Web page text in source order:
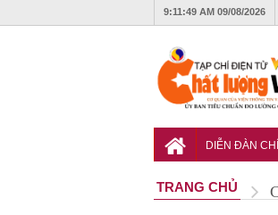
9:11:50 AM 09/08/2026
DIỄN ĐÀN
TRANG CHỦ